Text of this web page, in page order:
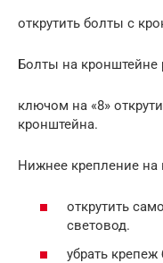
открутить болты с
Болты на кронштейне
ключом на «8»
кронштейна.
Нижнее крепление на
открутить
световод.
убрать